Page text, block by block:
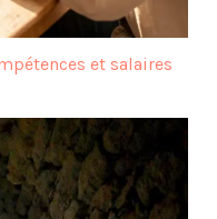
et salaires